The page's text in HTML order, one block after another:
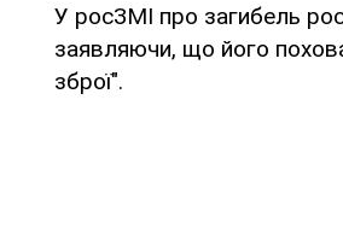
У росЗМІ про загибель
заявляючи, що його
зброї".